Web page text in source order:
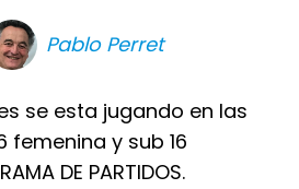
se esta jugando en las
femenina y sub 16
DE PARTIDOS.
Pablo Perret